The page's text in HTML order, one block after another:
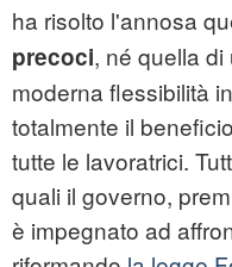
ha risolto l'annosa
precoci, né quella
moderna flessibilità
totalmente il
tutte le lavoratrici.
quali il governo,
è impegnato ad